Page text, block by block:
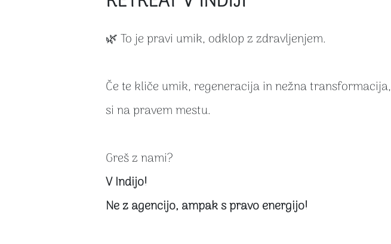
🌿 To je pravi umik, odklop z zdravljenjem.
Če te kliče umik, regeneracija in nežna transformacija,
si na pravem mestu.
Greš z nami?
V Indijo!
Ne z agencijo, ampak s pravo energijo!